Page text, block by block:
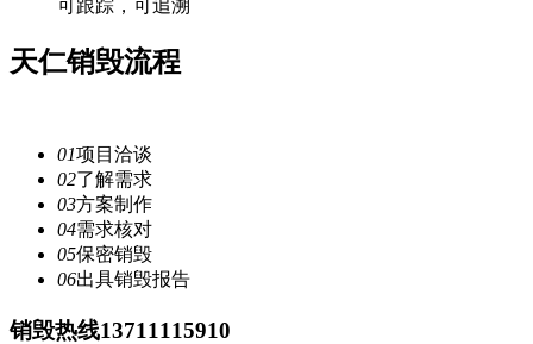
可跟踪，可追溯
天仁销毁流程
01项目洽谈
02了解需求
03方案制作
04需求核对
05保密销毁
06出具销毁报告
销毁热线13711115910